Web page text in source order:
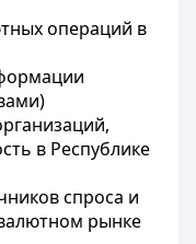
операций в
в Республике
спроса и
рынке